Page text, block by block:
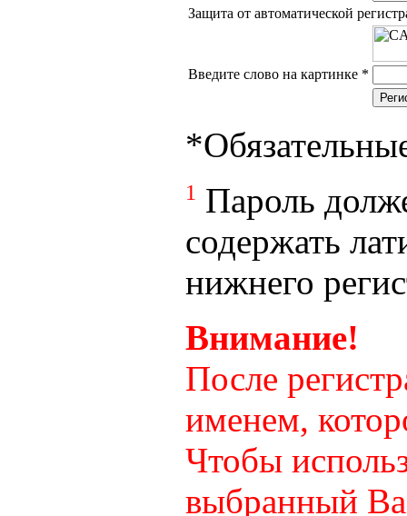
Защита от автоматической
Введите слово на картинке *
*
1 Пароль
содержать
нижнего
Внимание!
После
именем,
Чтобы
выбранный